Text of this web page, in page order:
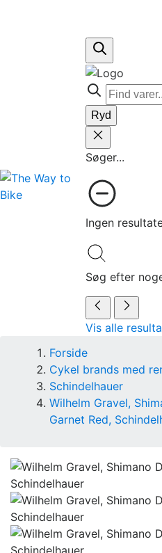
Ryd
Søger...
Ingen
Søg efter
Vis alle
Forside
Cykel brands med
Schindelhauer
Wilhelm Gravel,
Garnet Red,